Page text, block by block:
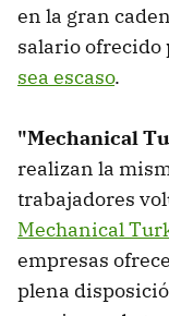
en la gran
salario ofrecido
sea escaso.
"Mechanical
realizan la
trabajadores
Mechanical
empresas
plena